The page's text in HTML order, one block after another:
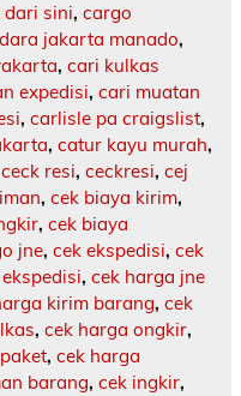
dari sini, cargo
jakarta manado,
, cari kulkas
expedisi, cari muatan
, carlisle pa craigslist,
, catur kayu murah,
ceck resi, ceckresi, cej
, cek biaya kirim,
, cek biaya
jne, cek ekspedisi, cek
, cek harga jne
kirim barang, cek
, cek harga ongkir,
, cek harga
barang, cek ingkir,